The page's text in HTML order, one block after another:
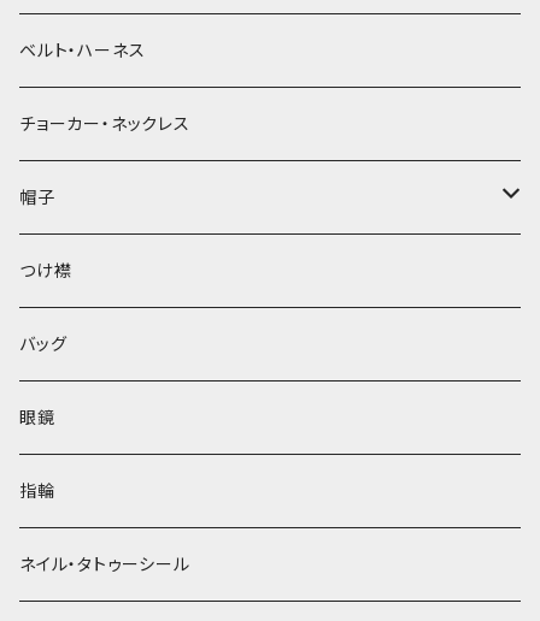
ベルト・ハーネス
チョーカー・ネックレス
帽子
ベレー帽
つけ襟
バッグ
眼鏡
指輪
ネイル・タトゥーシール